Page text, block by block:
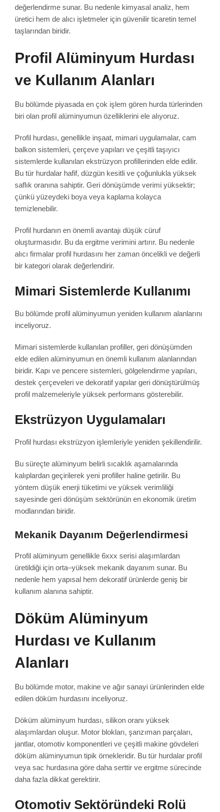
değerlendirme sunar. Bu nedenle kimyasal analiz, hem
üretici hem de alıcı işletmeler için güvenilir ticaretin temel
taşlarından biridir.
Profil Alüminyum Hurdası
ve Kullanım Alanları
Bu bölümde piyasada en çok işlem gören hurda türlerinden
biri olan profil alüminyumun özelliklerini ele alıyoruz.
Profil hurdası, genellikle inşaat, mimari uygulamalar, cam
balkon sistemleri, çerçeve yapıları ve çeşitli taşıyıcı
sistemlerde kullanılan ekstrüzyon profillerinden elde edilir.
Bu tür hurdalar hafif, düzgün kesitli ve çoğunlukla yüksek
saflık oranına sahiptir. Geri dönüşümde verimi yüksektir;
çünkü yüzeydeki boya veya kaplama kolayca
temizlenebilir.
Profil hurdanın en önemli avantajı düşük cüruf
oluşturmasıdır. Bu da ergitme verimini artırır. Bu nedenle
alıcı firmalar profil hurdasını her zaman öncelikli ve değerli
bir kategori olarak değerlendirir.
Mimari Sistemlerde Kullanımı
Bu bölümde profil alüminyumun yeniden kullanım alanlarını
inceliyoruz.
Mimari sistemlerde kullanılan profiller, geri dönüşümden
elde edilen alüminyumun en önemli kullanım alanlarından
biridir. Kapı ve pencere sistemleri, gölgelendirme yapıları,
destek çerçeveleri ve dekoratif yapılar geri dönüştürülmüş
profil malzemeleriyle yüksek performans gösterebilir.
Ekstrüzyon Uygulamaları
Profil hurdası ekstrüzyon işlemleriyle yeniden şekillendirilir.
Bu süreçte alüminyum belirli sıcaklık aşamalarında
kalıplardan geçirilerek yeni profiller haline getirilir. Bu
yöntem düşük enerji tüketimi ve yüksek verimliliği
sayesinde geri dönüşüm sektörünün en ekonomik üretim
modlarından biridir.
Mekanik Dayanım Değerlendirmesi
Profil alüminyum genellikle 6xxx serisi alaşımlardan
üretildiği için orta–yüksek mekanik dayanım sunar. Bu
nedenle hem yapısal hem dekoratif ürünlerde geniş bir
kullanım alanına sahiptir.
Döküm Alüminyum
Hurdası ve Kullanım
Alanları
Bu bölümde motor, makine ve ağır sanayi ürünlerinden elde
edilen döküm hurdasını inceliyoruz.
Döküm alüminyum hurdası, silikon oranı yüksek
alaşımlardan oluşur. Motor blokları, şanzıman parçaları,
jantlar, otomotiv komponentleri ve çeşitli makine gövdeleri
döküm alüminyumun tipik örnekleridir. Bu tür hurdalar profil
veya sac hurdasına göre daha serttir ve ergitme sürecinde
daha fazla dikkat gerektirir.
Otomotiv Sektöründeki Rolü